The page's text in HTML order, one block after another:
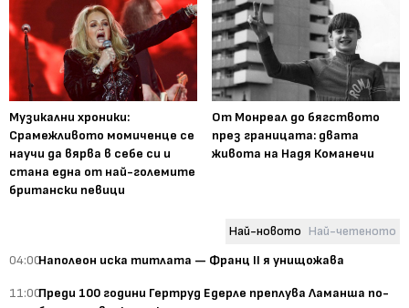
Музикални хроники:
Срамежливото момиченце се
научи да вярва в себе си и
стана една от най-големите
британски певици
От Монреал до бягството
през границата: двата
живота на Надя Команечи
Най-новото Най-четеното
04:00Наполеон иска титлата — Франц II я унищожава
11:00Преди 100 години Гертруд Едерле преплува Ламанша по-